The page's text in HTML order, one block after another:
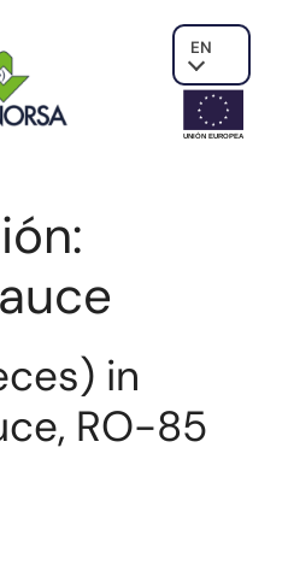
EN
UNIÓN EUROPEA
in
RO-85